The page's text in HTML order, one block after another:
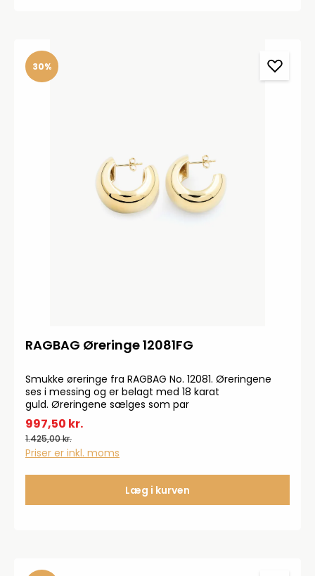
30%
RAGBAG Øreringe 12081FG
Smukke øreringe fra RAGBAG No. 12081. Øreringene
ses i messing og er belagt med 18 karat
guld. Øreringene sælges som par
997,50 kr.
1.425,00 kr.
Priser er inkl. moms
Læg i kurven